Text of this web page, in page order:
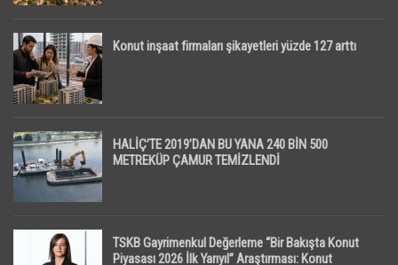
Konut inşaat firmaları şikayetleri yüzde 127 arttı
HALİÇ’TE 2019’DAN BU YANA 240 BİN 500
METREKÜP ÇAMUR TEMİZLENDİ
TSKB Gayrimenkul Değerleme “Bir Bakışta Konut
Piyasası 2026 İlk Yarıyıl” Araştırması: Konut